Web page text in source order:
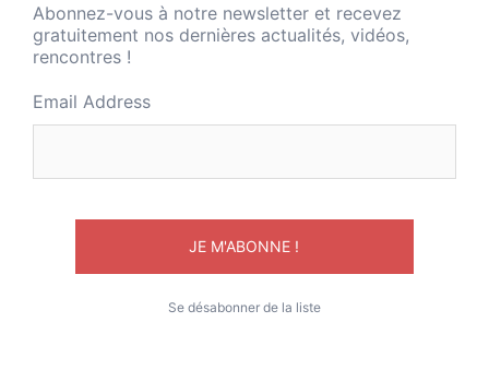
Abonnez-vous à notre newsletter et recevez
gratuitement nos dernières actualités, vidéos,
rencontres !
Email Address
Se désabonner de la liste